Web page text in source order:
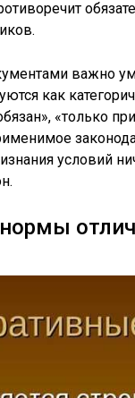
важно
как
«только
условий